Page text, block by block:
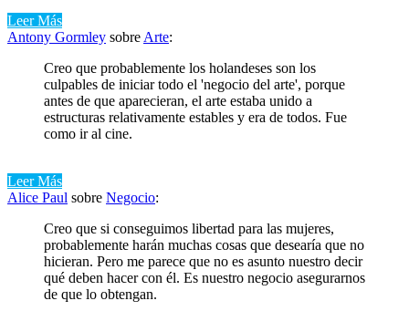
Leer Más
Antony Gormley sobre Arte:
Creo que probablemente los holandeses son los
culpables de iniciar todo el 'negocio del arte', porque
antes de que aparecieran, el arte estaba unido a
estructuras relativamente estables y era de todos. Fue
como ir al cine.
Leer Más
Alice Paul sobre Negocio:
Creo que si conseguimos libertad para las mujeres,
probablemente harán muchas cosas que desearía que no
hicieran. Pero me parece que no es asunto nuestro decir
qué deben hacer con él. Es nuestro negocio asegurarnos
de que lo obtengan.